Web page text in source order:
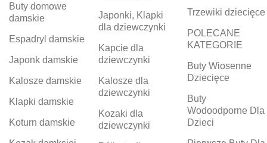
Buty domowe
damskie
Espadryl damskie
Japonk damskie
Kalosze damskie
Klapki damskie
Koturn damskie
Japonki, Klapki
dla dziewczynki
Kapcie dla
dziewczynki
Kalosze dla
dziewczynki
Kozaki dla
dziewczynki
Trzewiki dziecięce
POLECANE
KATEGORIE
Buty Wiosenne
Dziecięce
Buty
Wodoodporne Dla
Dzieci